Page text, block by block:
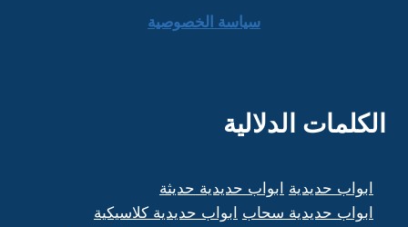
سياسة الخصوصية
الكلمات الدلالية
ابواب حديدية ابواب حديدية حديثة
ابواب حديدية سحاب ابواب حديدية كلاسيكية